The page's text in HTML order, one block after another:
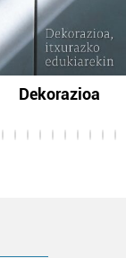
Dekorazioa